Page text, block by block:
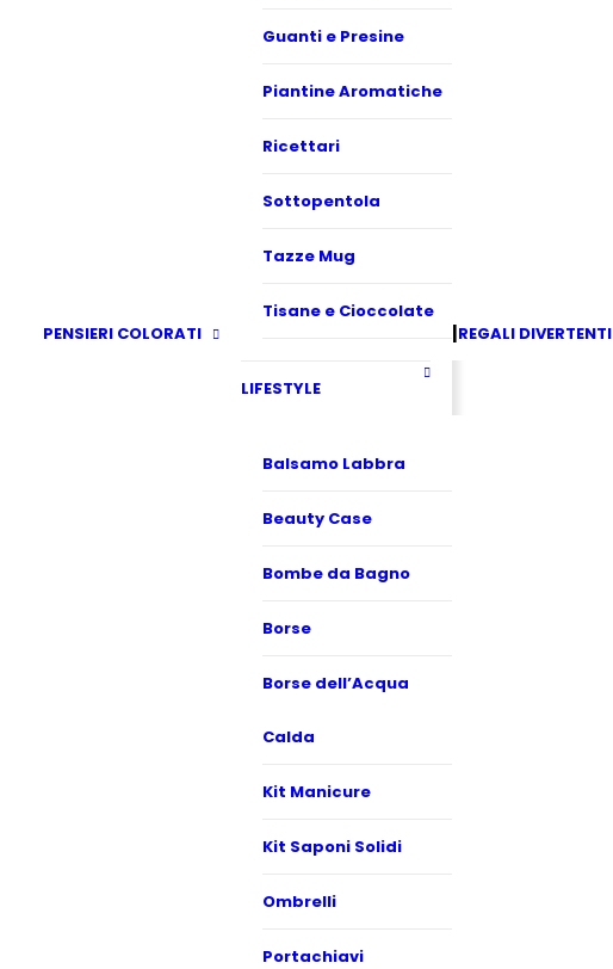
PENSIERI COLORATI
Guanti e Presine
Piantine Aromatiche
Ricettari
Sottopentola
Tazze Mug
Tisane e Cioccolate
LIFESTYLE
Balsamo Labbra
Beauty Case
Bombe da Bagno
Borse
Borse dell’Acqua
Calda
Kit Manicure
Kit Saponi Solidi
Ombrelli
Portachiavi
REGALI DIVERTENTI